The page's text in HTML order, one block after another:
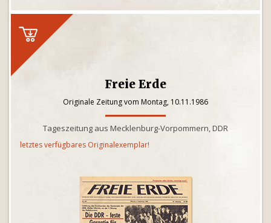
Freie Erde
Originale Zeitung vom Montag, 10.11.1986
Tageszeitung aus Mecklenburg-Vorpommern, DDR
letztes verfügbares Originalexemplar!